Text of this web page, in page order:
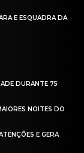
E ESQUADRA DA
DURANTE 75
NOITES DO
E GERA